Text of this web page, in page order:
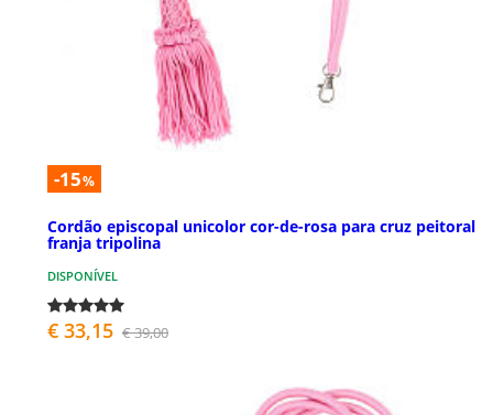
-15%
Cordão episcopal unicolor cor-de-rosa para cruz peitoral
franja tripolina
DISPONÍVEL
€ 33,15 € 39,00